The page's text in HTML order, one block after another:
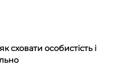
сховати особистість і